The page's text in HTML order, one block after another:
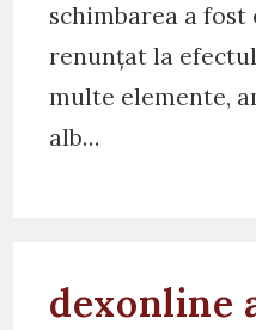
schimbarea a fost
renunțat la
multe elemente,
alb…
dexonline